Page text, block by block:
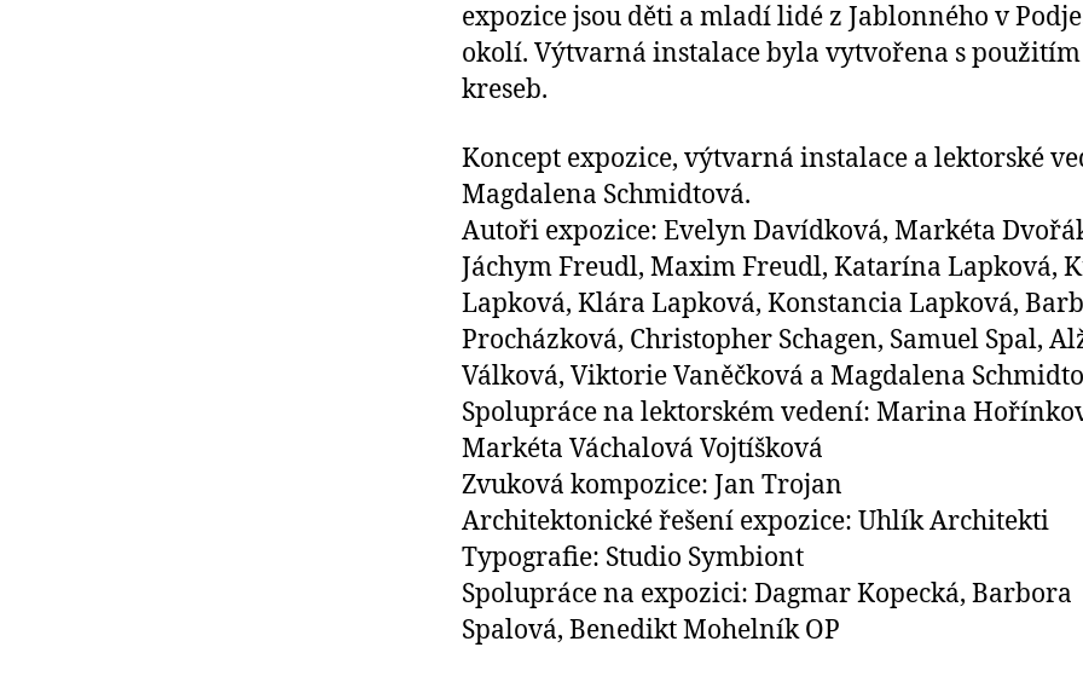
expozice jsou děti a mladí lidé z Jablonného v
okolí. Výtvarná instalace byla vytvořena s
kreseb.
Koncept expozice, výtvarná instalace a lektorské
Magdalena Schmidtová.
Autoři expozice: Evelyn Davídková, Markéta
Jáchym Freudl, Maxim Freudl, Katarína Lapková,
Lapková, Klára Lapková, Konstancia Lapková,
Procházková, Christopher Schagen, Samuel Spal,
Válková, Viktorie Vaněčková a Magdalena
Spolupráce na lektorském vedení: Marina
Markéta Váchalová Vojtíšková
Zvuková kompozice: Jan Trojan
Architektonické řešení expozice: Uhlík Architekti
Typografie: Studio Symbiont
Spolupráce na expozici: Dagmar Kopecká, Barbora
Spalová, Benedikt Mohelník OP